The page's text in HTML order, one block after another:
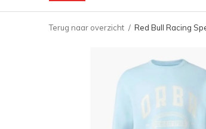
Terug naar overzicht Red Bull Racing